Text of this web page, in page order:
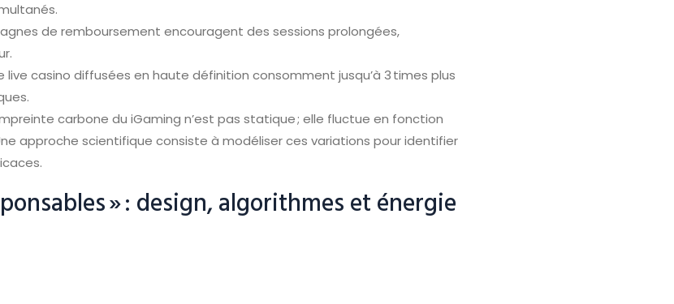
de remboursement encouragent des sessions prolongées,
live casino diffusées en haute définition consomment jusqu’à 3 times plus
carbone du iGaming n’est pas statique ; elle fluctue en fonction
approche scientifique consiste à modéliser ces variations pour identifier
» : design, algorithmes et énergie